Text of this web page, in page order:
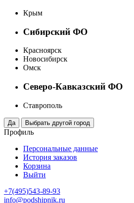
Крым
Сибирский ФО
Красноярск
Новосибирск
Омск
Северо-Кавказский ФО
Ставрополь
Профиль
Персональные данные
История заказов
Корзина
Выйти
+7(495)543-89-93
info@podshipnik.ru